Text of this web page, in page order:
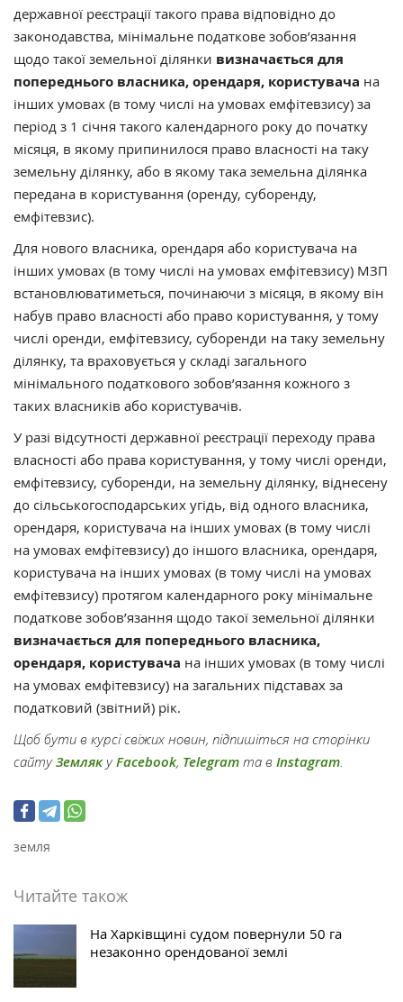
державної реєстрації такого права відповідно до
законодавства, мінімальне податкове зобов’язання
щодо такої земельної ділянки визначається для
попереднього власника, орендаря, користувача на
інших умовах (в тому числі на умовах емфітевзису) за
період з 1 січня такого календарного року до початку
місяця, в якому припинилося право власності на таку
земельну ділянку, або в якому така земельна ділянка
передана в користування (оренду, суборенду,
емфітевзис).
Для нового власника, орендаря або користувача на
інших умовах (в тому числі на умовах емфітевзису) МЗП
встановлюватиметься, починаючи з місяця, в якому він
набув право власності або право користування, у тому
числі оренди, емфітевзису, суборенди на таку земельну
ділянку, та враховується у складі загального
мінімального податкового зобов’язання кожного з
таких власників або користувачів.
У разі відсутності державної реєстрації переходу права
власності або права користування, у тому числі оренди,
емфітевзису, суборенди, на земельну ділянку, віднесену
до сільськогосподарських угідь, від одного власника,
орендаря, користувача на інших умовах (в тому числі
на умовах емфітевзису) до іншого власника, орендаря,
користувача на інших умовах (в тому числі на умовах
емфітевзису) протягом календарного року мінімальне
податкове зобов’язання щодо такої земельної ділянки
визначається для попереднього власника,
орендаря, користувача на інших умовах (в тому числі
на умовах емфітевзису) на загальних підставах за
податковий (звітний) рік.
Щоб бути в курсі свіжих новин, підпишіться на сторінки
сайтуЗемлякуFacebook, Telegram та в Instagram
земля
Читайте також
На Харківщині судом повернули 50 га
незаконно орендованої землі